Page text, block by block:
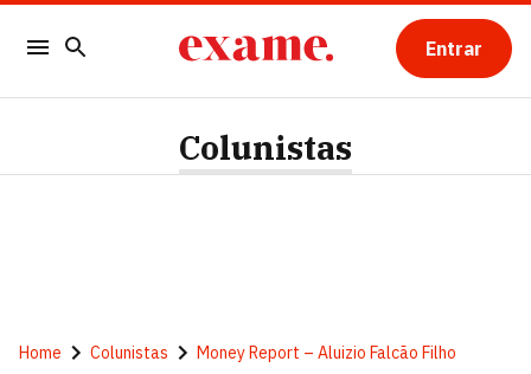
Entrar
Colunistas
Home Colunistas Money Report – Aluizio Falcão Filho